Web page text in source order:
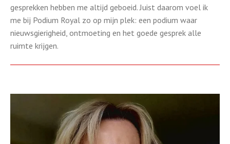
gesprekken hebben me altijd geboeid. Juist daarom voel ik
me bij Podium Royal zo op mijn plek: een podium waar
nieuwsgierigheid, ontmoeting en het goede gesprek alle
ruimte krijgen.